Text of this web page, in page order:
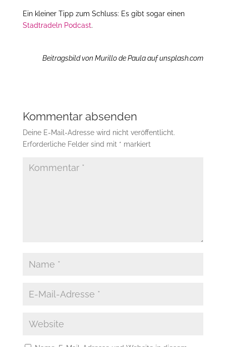
Ein kleiner Tipp zum Schluss: Es gibt sogar einen
Stadtradeln Podcast.
Beitragsbild von Murillo de Paula auf unsplash.com
Kommentar absenden
Deine E-Mail-Adresse wird nicht veröffentlicht.
Erforderliche Felder sind mit * markiert